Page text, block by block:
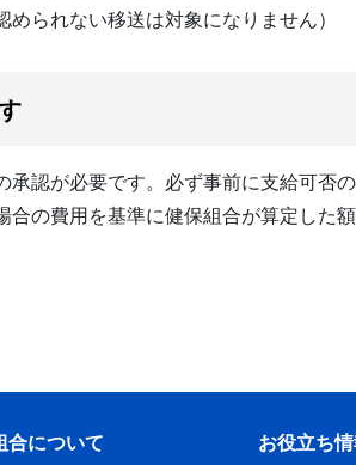
られない移送は対象になりません）
認が必要です。必ず事前に支給可否
の費用を基準に健保組合が算定した額
合について お役立ち